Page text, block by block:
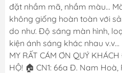
đặt nhầm mã, nhầm màu...
không giống hoàn toàn với
do như. Độ sáng màn hình,
kiện ánh sáng khác nhau
MY RẤT CÁM ƠN QUÝ
HỘ! 🏠 CN1: 66a Đ. Nam